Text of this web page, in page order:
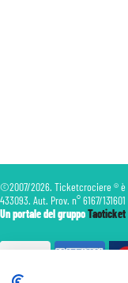
©2007/2026. Ticketcrociere ® è
433093. Aut. Prov. n° 6167/
Un portale del gruppoTaoticket